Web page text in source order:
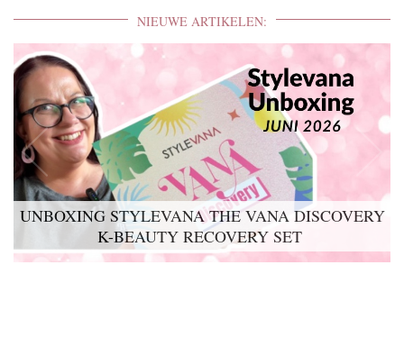
NIEUWE ARTIKELEN:
UNBOXING STYLEVANA THE VANA DISCOVERY
K-BEAUTY RECOVERY SET
LYKO LOVABLES THE BDAY KIT 2026 UNBOXING